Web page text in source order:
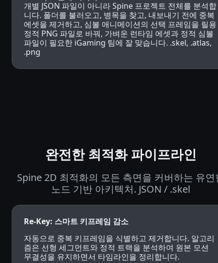
개별 JSON 파일이 아니라 Spine 프로젝트 전체를 분석합
니다. 폴더를 불러오고, 병목을 찾고, 내보내기 전에 중복
에셋을 제거하고, 심볼 애니메이션의 선택 프레임을 릴용
정적 PNG 파일로 바꿔, 가벼운 런타임 에셋과 정적 심볼
파일이 필요한 iGaming 팀에 잘 맞습니다. .skel, .atlas,
.png
완전한 최적화 파이프라인
Spine 2D 최적화의 모든 측면을 커버하는 유연
노드 기반 아키텍처. JSON / .skel
Re-Key: 스마트 키프레임 감소
자동으로 중복 키프레임을 식별하고 제거합니다. 알고리
즘은 선형 세그먼트와 정적 트랙을 분석하여 원본 모션
무결성을 유지하면서 타임라인을 정리합니다.